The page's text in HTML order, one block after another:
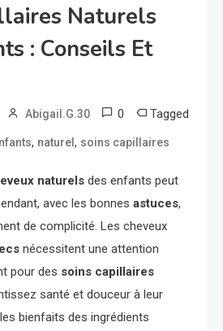
Naturels
: Conseils Et
Abigail.G.30 0 Tagged
, naturel, soins capillaires
naturels des enfants peut
avec les bonnes astuces,
de complicité. Les cheveux
nécessitent une attention
pour des soins capillaires
santé et douceur à leur
bienfaits des ingrédients